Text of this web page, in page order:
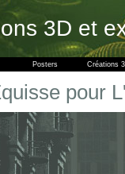
3D et
Posters Créations
pour